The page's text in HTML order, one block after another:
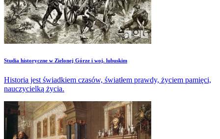
Studia historyczne w Zielonej Górze i woj. lubuskim
Historia jest świadkiem czasów, światłem prawdy, życiem pamięci,
nauczycielką życia.